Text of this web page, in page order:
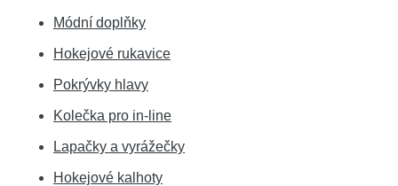
Módní doplňky
Hokejové rukavice
Pokrývky hlavy
Kolečka pro in-line
Lapačky a vyrážečky
Hokejové kalhoty